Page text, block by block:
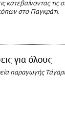
κατεβαίνοντας τις
στο Παγκράτι.
για όλους
παραγωγής